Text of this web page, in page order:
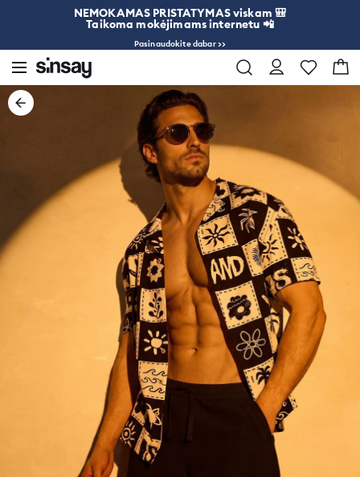
NEMOKAMAS PRISTATYMAS viskam 🎒
Taikoma mokėjimams internetu 📲
Pasinaudokite dabar >>